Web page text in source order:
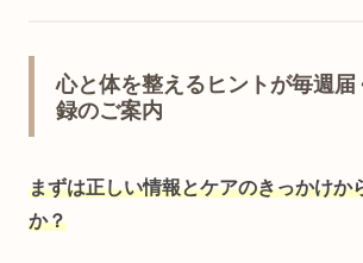
心と体を整えるヒントが毎週
録のご案内
まずは正しい情報とケアのきっかけか
か？